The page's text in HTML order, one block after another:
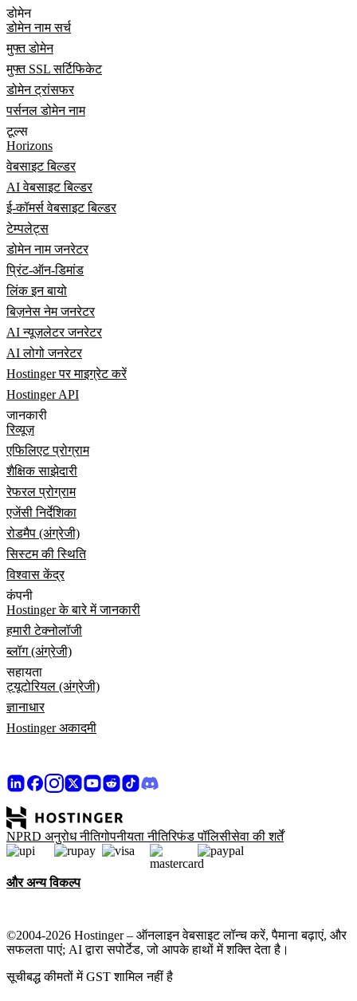
डोमेन
डोमेन नाम सर्च
मुफ्त डोमेन
मुफ्त SSL सर्टिफिकेट
डोमेन ट्रांसफर
पर्सनल डोमेन नाम
टूल्स
Horizons
वेबसाइट बिल्डर
AI वेबसाइट बिल्डर
ई-कॉमर्स वेबसाइट बिल्डर
टेम्पलेट्स
डोमेन नाम जनरेटर
प्रिंट-ऑन-डिमांड
लिंक इन बायो
बिज़नेस नेम जनरेटर
AI न्यूज़लेटर जनरेटर
AI लोगो जनरेटर
Hostinger पर माइग्रेट करें
Hostinger API
जानकारी
रिव्यूज़
एफिलिएट प्रोग्राम
शैक्षिक साझेदारी
रेफरल प्रोग्राम
एजेंसी निर्देशिका
रोडमैप (अंग्रेजी)
सिस्टम की स्थिति
विश्वास केंद्र
कंपनी
Hostinger के बारे में जानकारी
हमारी टेक्नोलॉजी
ब्लॉग (अंग्रेजी)
सहायता
ट्यूटोरियल (अंग्रेजी)
ज्ञानाधार
Hostinger अकादमी
NPRD अनुरोध नीतिगोपनीयता नीतिरिफंड पॉलिसीसेवा की शर्तें
और अन्य विकल्प
©2004-2026 Hostinger – ऑनलाइन वेबसाइट लॉन्च करें, पैमाना बढ़ाएं, और
सफलता पाएं; AI द्वारा सपोर्टेड, जो आपके हाथों में शक्ति देता है।
सूचीबद्ध कीमतों में GST शामिल नहीं है